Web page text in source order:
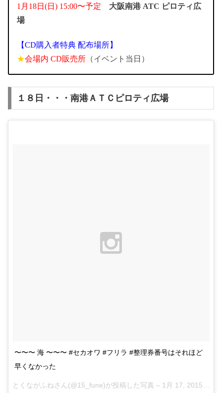
1月18日(日) 15:00〜予定
大阪南港 ATC ピロティ広
場
【CD購入者特典 配布場所】
★会場内 CD販売所 （イベント当日）
１８日・・・南港ＡＴＣピロティ広場
〜〜〜 海 〜〜〜 #セカオワ #フリラ #整理券番号はそれほど
早くなかった
とくながふねさん(@15_fune)が投稿した写真 – 1月 17, 2015 at 6:02午後 PST